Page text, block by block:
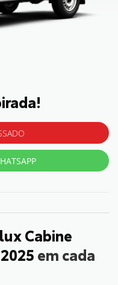
Cabine
em cada